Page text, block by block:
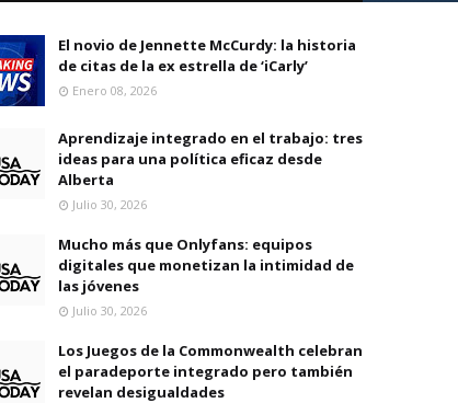
El novio de Jennette McCurdy: la historia
de citas de la ex estrella de ‘iCarly’
Enero 08, 2026
Aprendizaje integrado en el trabajo: tres
ideas para una política eficaz desde
Alberta
Julio 30, 2026
Mucho más que Onlyfans: equipos
digitales que monetizan la intimidad de
las jóvenes
Julio 30, 2026
Los Juegos de la Commonwealth celebran
el paradeporte integrado pero también
revelan desigualdades